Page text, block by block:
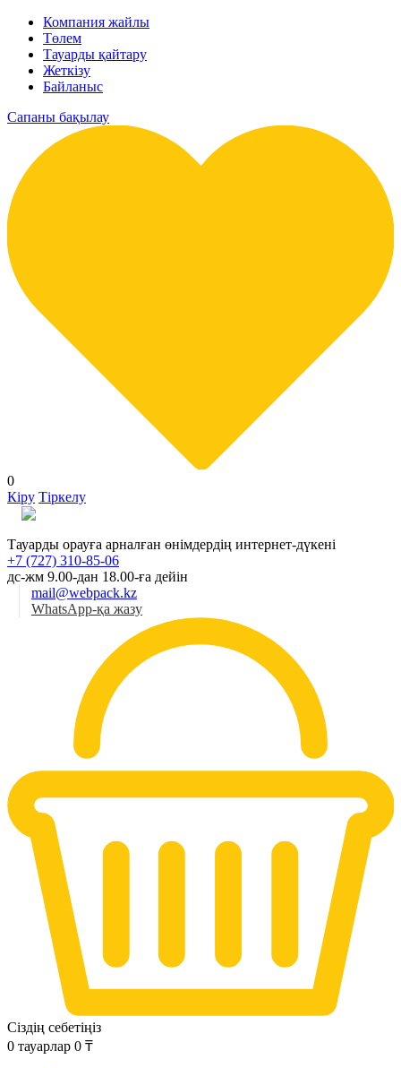
Компания жайлы
Төлем
Тауарды қайтару
Жеткізу
Байланыс
Сапаны бақылау
0
Кіру Тіркелу
Тауарды орауға арналған өнімдердің интернет-дүкені
+7 (727) 310-85-06
дс-жм 9.00-дан 18.00-ға дейін
mail@webpack.kz
WhatsApp-қа жазу
Сіздің себетіңіз
0 тауарлар 0 ₸